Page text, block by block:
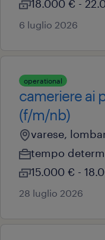
18.000 € -
6 luglio 2026
operational
cameriere ai
(f/m/nb)
varese,
tempo
15.000 € -
28 luglio 2026